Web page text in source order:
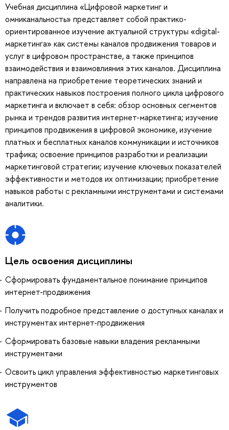
Учебная дисциплина «Цифровой маркетинг и
омниканальность» представляет собой практико-
ориентированное изучение актуальной структуры «digital-
маркетинга» как системы каналов продвижения товаров и
услуг в цифровом пространстве, а также принципов
взаимодействия и взаимовлияния этих каналов. Дисциплина
направлена на приобретение теоретических знаний и
практических навыков построения полного цикла цифрового
маркетинга и включает в себя: обзор основных сегментов
рынка и трендов развития интернет-маркетинга; изучение
принципов продвижения в цифровой экономике, изучение
платных и бесплатных каналов коммуникации и источников
трафика; освоение принципов разработки и реализации
маркетинговой стратегии; изучение ключевых показателей
эффективности и методов их оптимизации; приобретение
навыков работы с рекламными инструментами и системами
аналитики.
Цель освоения дисциплины
Сформировать фундаментальное понимание принципов
интернет-продвижения
Получить подробное представление о доступных каналах и
инструментах интернет-продвижения
Сформировать базовые навыки владения рекламными
инструментами
Освоить цикл управления эффективностью маркетинговых
инструментов